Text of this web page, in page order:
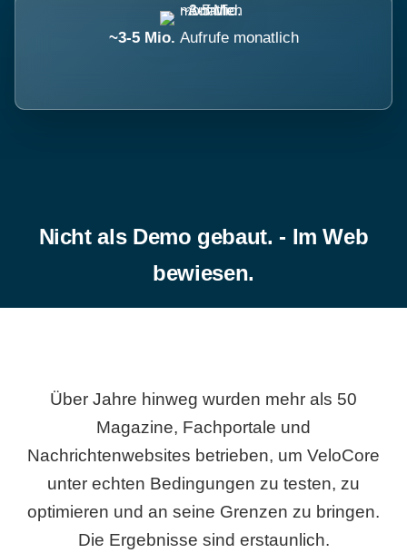
~3-5 Mio. Aufrufe monatlich
Nicht als Demo gebaut. - Im Web
bewiesen.
Über Jahre hinweg wurden mehr als 50
Magazine, Fachportale und
Nachrichtenwebsites betrieben, um VeloCore
unter echten Bedingungen zu testen, zu
optimieren und an seine Grenzen zu bringen.
Die Ergebnisse sind erstaunlich.